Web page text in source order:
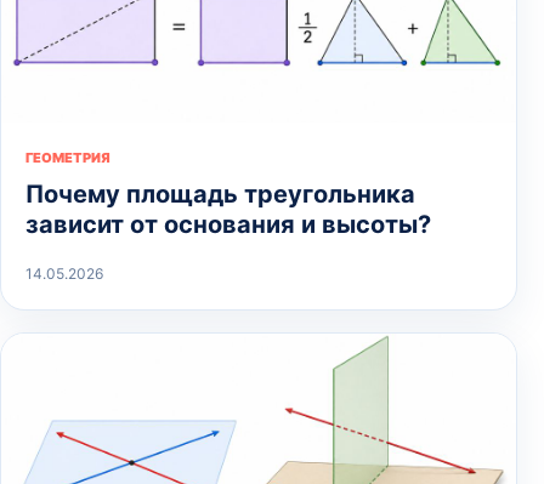
ГЕОМЕТРИЯ
Почему площадь треугольника
зависит от основания и высоты?
14.05.2026